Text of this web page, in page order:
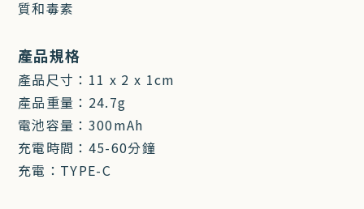
質和毒素
產品規格
產品尺寸：11 x 2 x 1cm
產品重量：24.7g
電池容量：300mAh
充電時間：45-60分鐘
充電：TYPE-C